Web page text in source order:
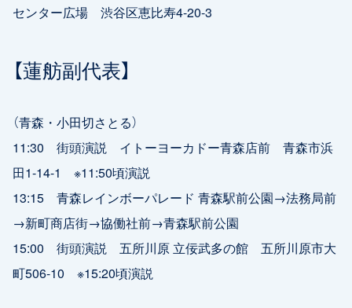
センター広場 渋谷区恵比寿4-20-3
【蓮舫副代表】
（青森・小田切さとる）
11:30 街頭演説 イトーヨーカドー青森店前 青森市浜
田1-14-1 ※11:50頃演説
13:15 青森レインボーパレード 青森駅前公園→法務局前
→新町商店街→協働社前→青森駅前公園
15:00 街頭演説 五所川原 立佞武多の館 五所川原市大
町506-10 ※15:20頃演説